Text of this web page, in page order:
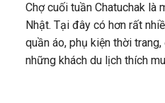
Chợ cuối tuần Chatuchak là
Nhật. Tại đây có hơn rất
quần áo, phụ kiện thời
những khách du lịch thích